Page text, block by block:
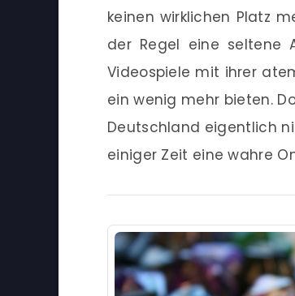
keinen wirklichen Platz
der Regel eine seltene
Videospiele mit ihrer
ein wenig mehr bieten.
Deutschland eigentlich
einiger Zeit eine wahre